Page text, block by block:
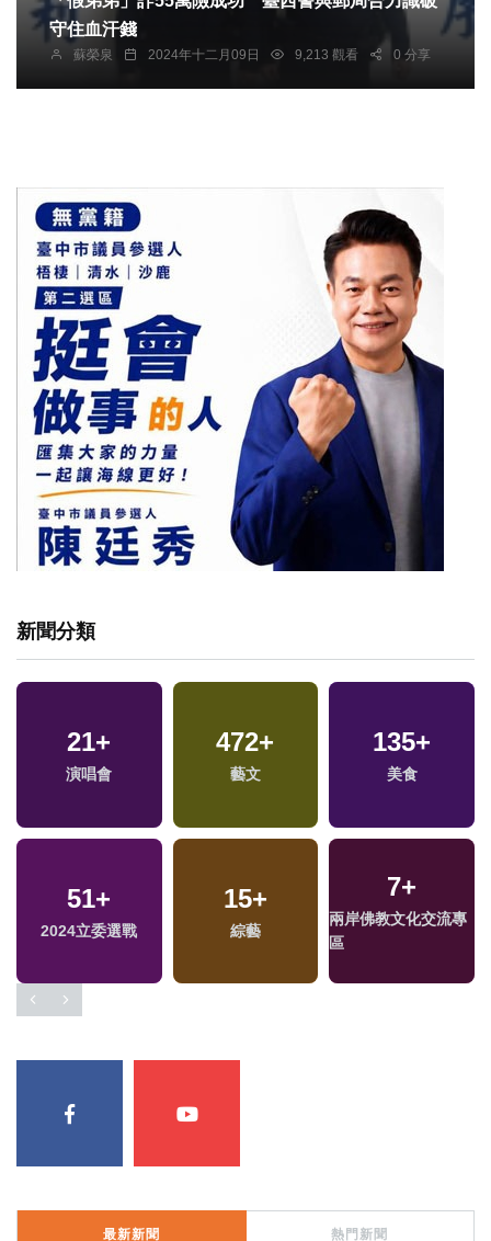
守住血汗錢
蘇榮泉 2024年十二月09日 9,213 觀看 0 分享
新聞分類
21+
演唱會
472+
藝文
135+
美食
51+
2024立委選戰
15+
綜藝
7+
兩岸佛教文化交流專
區
最新新聞 熱門新聞